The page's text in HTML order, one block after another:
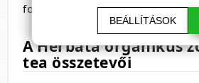
fogyasszuk egészséggel.
A Herbata organikus
tea összetevői
BEÁLLÍTÁSOK